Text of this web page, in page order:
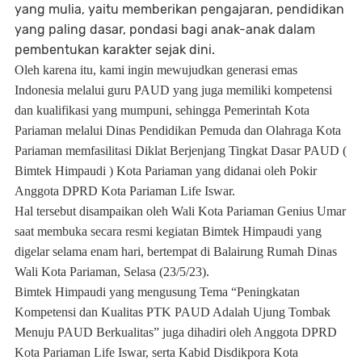
yang mulia, yaitu memberikan pengajaran, pendidikan
yang paling dasar, pondasi bagi anak-anak dalam
pembentukan karakter sejak dini.
Oleh karena itu, kami ingin mewujudkan generasi emas
Indonesia melalui guru PAUD yang juga memiliki kompetensi
dan kualifikasi yang mumpuni, sehingga Pemerintah Kota
Pariaman melalui Dinas Pendidikan Pemuda dan Olahraga Kota
Pariaman memfasilitasi Diklat Berjenjang Tingkat Dasar PAUD (
Bimtek Himpaudi ) Kota Pariaman yang didanai oleh Pokir
Anggota DPRD Kota Pariaman Life Iswar.
Hal tersebut disampaikan oleh Wali Kota Pariaman Genius Umar
saat membuka secara resmi kegiatan Bimtek Himpaudi yang
digelar selama enam hari, bertempat di Balairung Rumah Dinas
Wali Kota Pariaman, Selasa (23/5/23).
Bimtek Himpaudi yang mengusung Tema “Peningkatan
Kompetensi dan Kualitas PTK PAUD Adalah Ujung Tombak
Menuju PAUD Berkualitas” juga dihadiri oleh Anggota DPRD
Kota Pariaman Life Iswar, serta Kabid Disdikpora Kota